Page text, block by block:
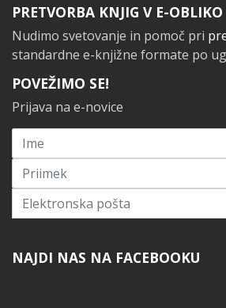
PRETVORBA KNJIG V E-OBLIKO
Nudimo svetovanje in pomoč pri
standardne e-knjižne formate po
POVEŽIMO SE!
Prijava na e-novice
Prijavi se na novice
NAJDI NAS NA FACEBOOKU